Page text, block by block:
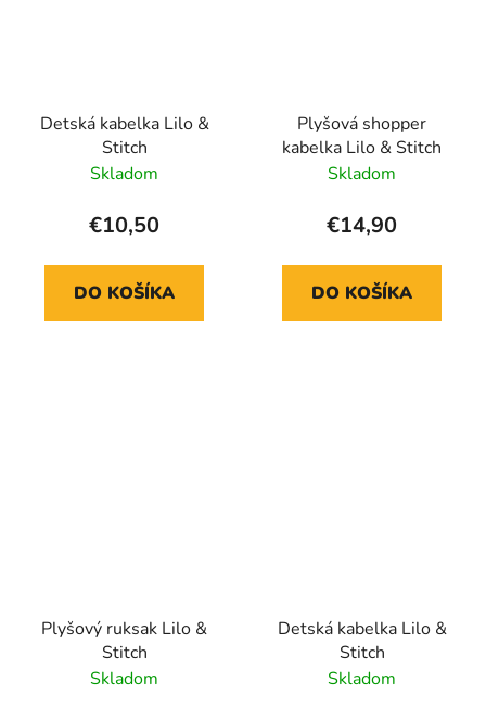
Detská kabelka Lilo &
Stitch
Skladom
€10,50
DO KOŠÍKA
Plyšová shopper
kabelka Lilo & Stitch
Skladom
€14,90
DO KOŠÍKA
Plyšový ruksak Lilo &
Stitch
Skladom
Detská kabelka Lilo &
Stitch
Skladom